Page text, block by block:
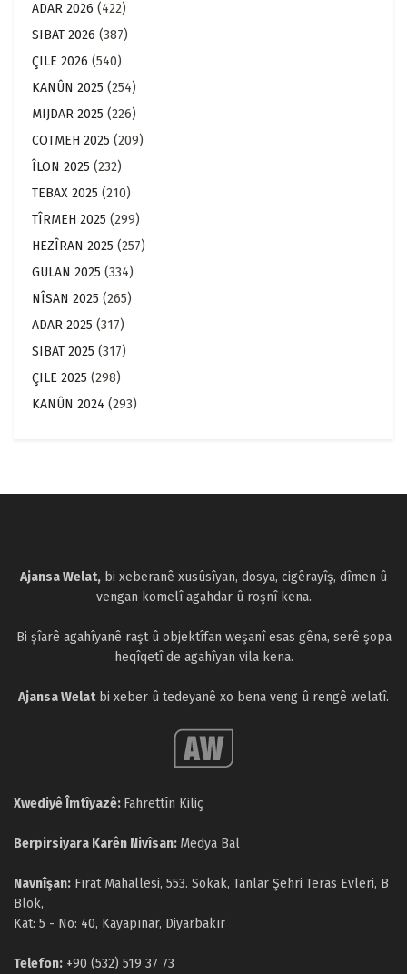
ADAR 2026 (422)
SIBAT 2026 (387)
ÇILE 2026 (540)
KANÛN 2025 (254)
MIJDAR 2025 (226)
COTMEH 2025 (209)
ÎLON 2025 (232)
TEBAX 2025 (210)
TÎRMEH 2025 (299)
HEZÎRAN 2025 (257)
GULAN 2025 (334)
NÎSAN 2025 (265)
ADAR 2025 (317)
SIBAT 2025 (317)
ÇILE 2025 (298)
KANÛN 2024 (293)
Ajansa Welat, bi xeberanê xusûsîyan, dosya, cigêrayîş, dîmen û
vengan komelî agahdar û roşnî kena.
Bi şîarê agahîyanê raşt û objektîfan weşanî esas gêna, serê şopa
heqîqetî de agahîyan vila kena.
Ajansa Welatbi xeber û tedeyanê xo bena veng û rengê welatî.
Xwediyê Îmtîyazê: Fahrettîn Kiliç
Berpirsiyara Karên Nivîsan: Medya Bal
Navnîşan: Fırat Mahallesi, 553. Sokak, Tanlar Şehri Teras Evleri, B
Blok,
Kat: 5 - No: 40, Kayapınar, Diyarbakır
Telefon: +90 (532) 519 37 73